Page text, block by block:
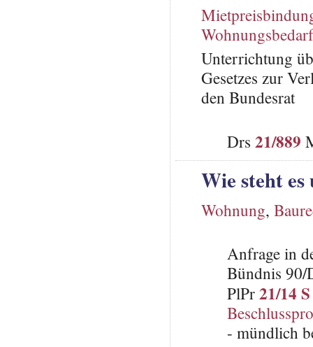
Wohnungsbedarf
Unterrichtung
Gesetzes zur
den Bundesrat
Drs 21/889
Wie steht
Wohnung,
Anfrage in
Bündnis 90/
PlPr21/14 S
- mündlich